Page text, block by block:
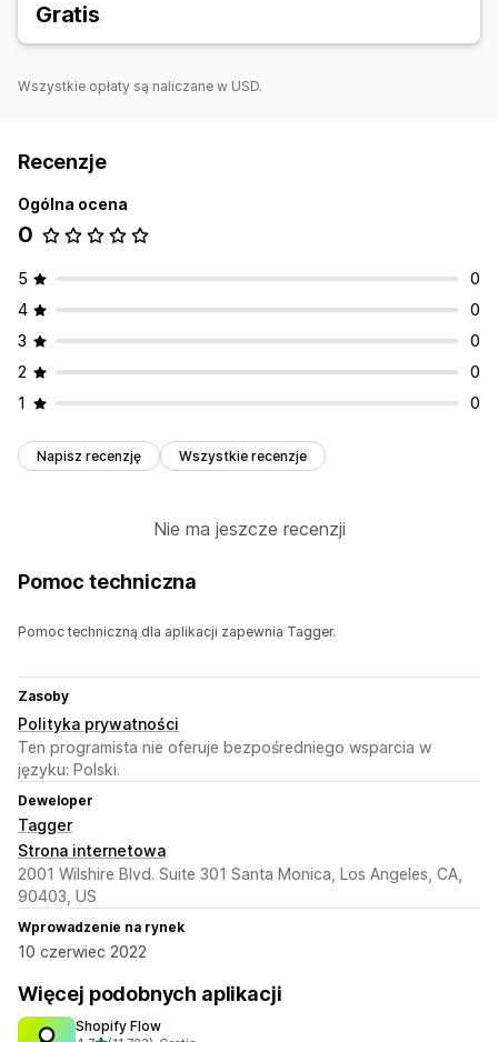
Gratis
Wszystkie opłaty są naliczane w USD.
Recenzje
Ogólna ocena
0
5
0
4
0
3
0
2
0
1
0
Napisz recenzję Wszystkie recenzje
Nie ma jeszcze recenzji
Pomoc techniczna
Pomoc techniczną dla aplikacji zapewnia Tagger.
Zasoby
Polityka prywatności
Ten programista nie oferuje bezpośredniego wsparcia w
języku: Polski.
Deweloper
Tagger
Strona internetowa
2001 Wilshire Blvd. Suite 301 Santa Monica, Los Angeles, CA,
90403, US
Wprowadzenie na rynek
10 czerwiec 2022
Więcej podobnych aplikacji
Shopify Flow